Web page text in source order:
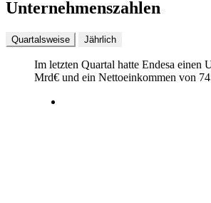
Unternehmenszahlen
Quartalsweise Jährlich
Im letzten Quartal hatte Endesa einen
Mrd€ und ein Nettoeinkommen von